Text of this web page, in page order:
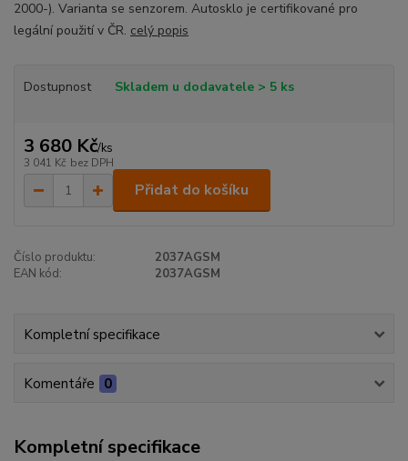
2000-). Varianta se senzorem. Autosklo je certifikované pro
legální použití v ČR. celý popis
Dostupnost Skladem u dodavatele > 5 ks
3 680 Kč/ks
3 041 Kč bez DPH
Přidat do košíku
Číslo produktu:
2037AGSM
EAN kód:
2037AGSM
Kompletní specifikace
Komentáře 0
Kompletní specifikace